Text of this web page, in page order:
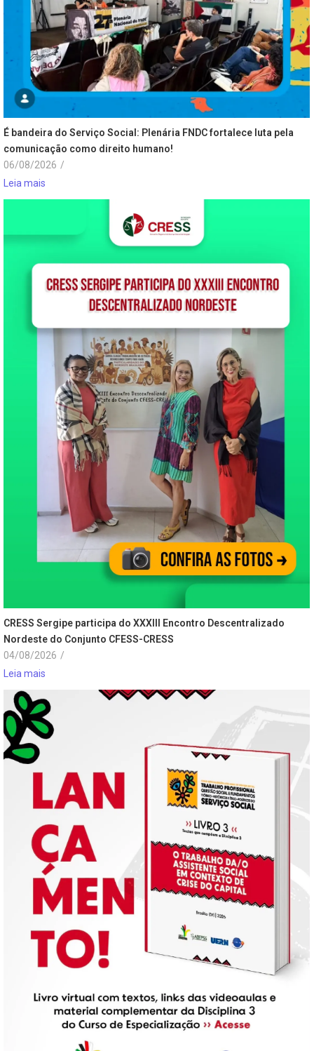
É bandeira do Serviço Social: Plenária FNDC fortalece luta pela
comunicação como direito humano!
06/08/2026 /
Leia mais
CRESS Sergipe participa do XXXIII Encontro Descentralizado
Nordeste do Conjunto CFESS-CRESS
04/08/2026 /
Leia mais